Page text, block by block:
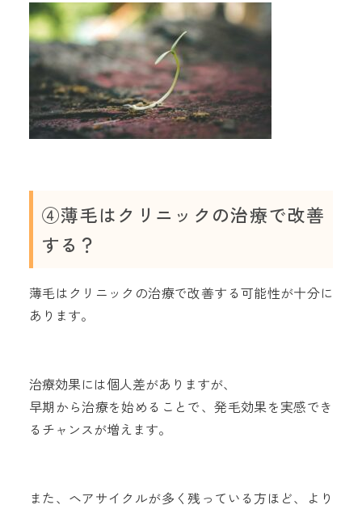
④薄毛はクリニックの治療で改善
する？
薄毛はクリニックの治療で改善する可能性が十分に
あります。
治療効果には個人差がありますが、
早期から治療を始めることで、発毛効果を実感でき
るチャンスが増えます。
また、ヘアサイクルが多く残っている方ほど、より